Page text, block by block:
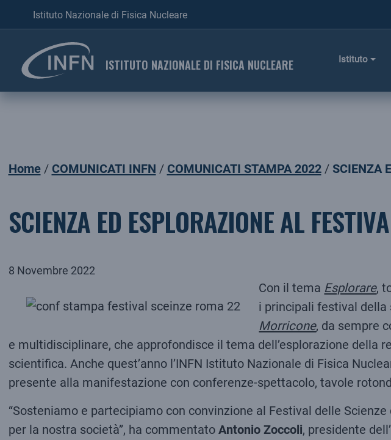
Istituto Nazionale di Fisica Nucleare
ISTITUTO NAZIONALE DI FISICA NUCLEARE Istituto
Home COMUNICATI INFN COMUNICATI STAMPA 2022 SCIENZA
SCIENZA ED ESPLORAZIONE AL
8 Novembre 2022
Con il tema Esplorare,
i principali festival della
Morricone, da sempre
e multidisciplinare, che approfondisce il tema dell’esplorazione
scientifica. Anche quest’anno l’INFN Istituto Nazionale di Fisica
presente alla manifestazione con conferenze-spettacolo, tavole
“Sosteniamo e partecipiamo con convinzione al Festival delle
per la nostra società”, ha commentato Antonio Zoccoli, presidente